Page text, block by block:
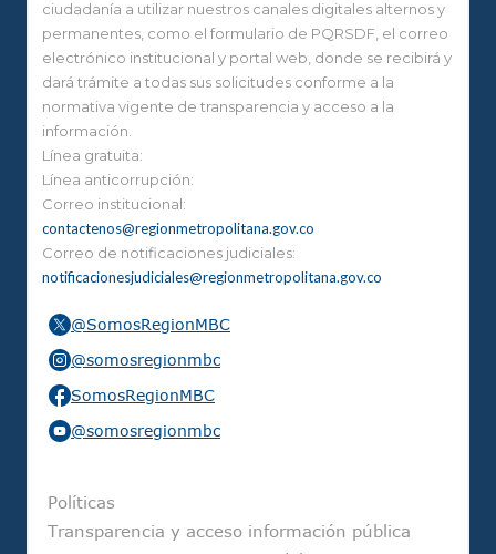
ciudadanía a utilizar nuestros canales digitales alternos y
permanentes, como el formulario de PQRSDF, el correo
electrónico institucional y portal web, donde se recibirá y
dará trámite a todas sus solicitudes conforme a la
normativa vigente de transparencia y acceso a la
información.
Línea gratuita:
Línea anticorrupción:
Correo institucional:
contactenos@regionmetropolitana.gov.co
Correo de notificaciones judiciales:
notificacionesjudiciales@regionmetropolitana.gov.co
@SomosRegionMBC
@somosregionmbc
SomosRegionMBC
@somosregionmbc
Pie de página
Políticas
Transparencia y acceso información pública